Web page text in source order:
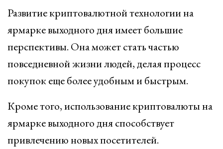
Развитие криптовалютной технологии на
ярмарке выходного дня имеет большие
перспективы. Она может стать частью
повседневной жизни людей, делая процесс
покупок еще более удобным и быстрым.
Кроме того, использование криптовалюты на
ярмарке выходного дня способствует
привлечению новых посетителей.